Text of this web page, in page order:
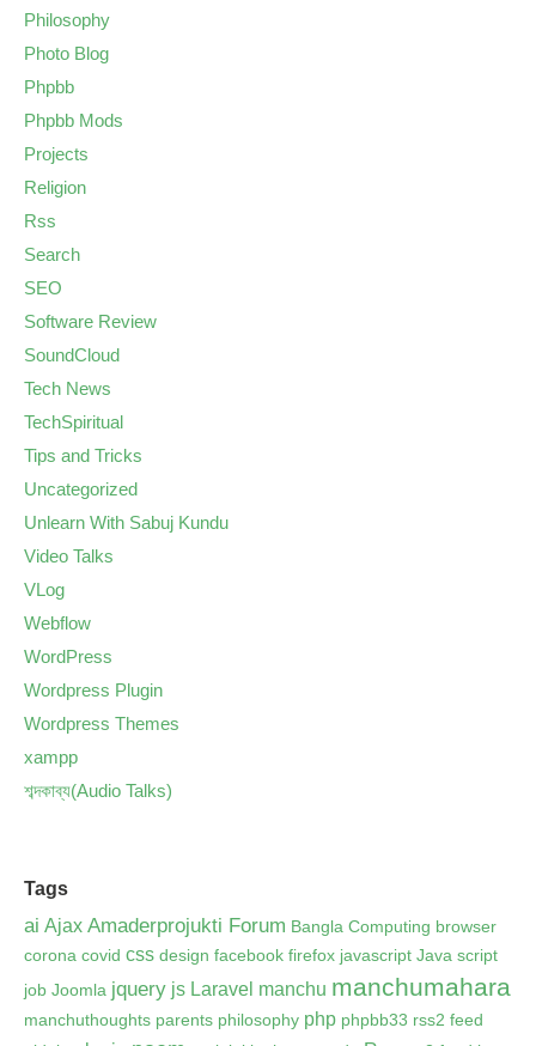
Philosophy
Photo Blog
Phpbb
Phpbb Mods
Projects
Religion
Rss
Search
SEO
Software Review
SoundCloud
Tech News
TechSpiritual
Tips and Tricks
Uncategorized
Unlearn With Sabuj Kundu
Video Talks
VLog
Webflow
WordPress
Wordpress Plugin
Wordpress Themes
xampp
শব্দকাব্য(Audio Talks)
Tags
ai Ajax Amaderprojukti Forum Bangla Computing browser
corona covid css design facebook firefox javascript Java script
job Joomla jquery js Laravel manchu manchumahara
manchuthoughts parents philosophy php phpbb33 rss2 feed